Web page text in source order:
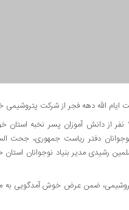
دفتر ریاست جمهوری، جحت
رشیدی مدیر بنیاد نوجوانان
پتروشیمی، ضمن عرض خوش آمدگویی